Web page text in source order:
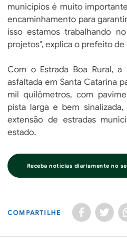
municípios é muito
encaminhamento para
isso estamos trabalhando
projetos", explica o prefeito de
Com o Estrada Boa Rural, a
asfaltada em Santa Catarina
mil quilômetros, com
pista larga e bem
extensão de estradas
estado.
Receba notícias diariamente no
COMPARTILHE